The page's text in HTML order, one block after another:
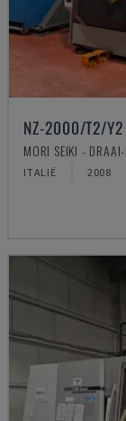
NZ-2000/T2/Y2
MORI SEIKI - DRAAI-
ITALIË 2008